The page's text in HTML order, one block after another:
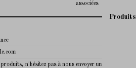
associées
n'hésitez pas à nous envoyer un
Produits